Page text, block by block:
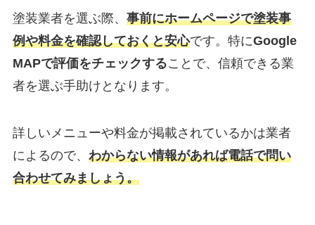
塗装業者を選ぶ際、 事前にホームページで塗装事
例や料金を確認しておくと安心です。 特にGoogle
MAPで評価をチェックすることで、信頼できる業
者を選ぶ手助けとなります。
詳しいメニューや料金が掲載されているかは業者
によるので、 わからない情報があれば電話で問い
合わせてみましょう。